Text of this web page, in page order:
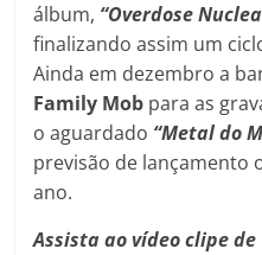
álbum, “Overdose
finalizando assim um
Ainda em dezembro a
Family Mob para as
o aguardado “Metal do
previsão de lançamento
ano.
Assista ao vídeo clipe de